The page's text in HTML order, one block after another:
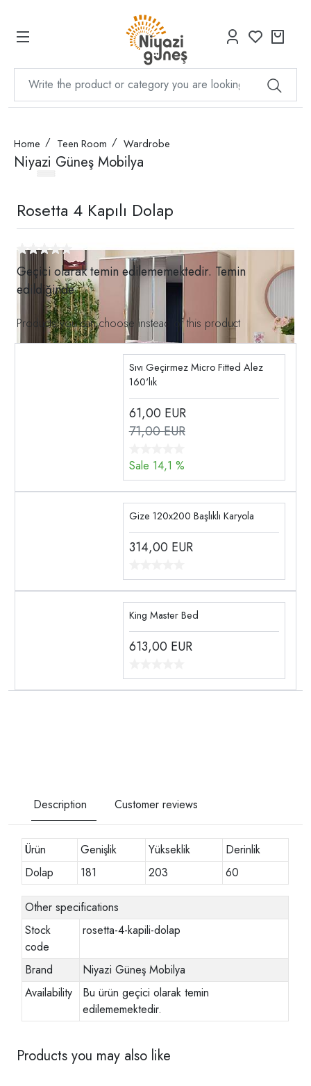
Home Teen Room Wardrobe
Niyazi Güneş Mobilya
Rosetta 4 Kapılı Dolap
Geçici olarak temin edilememektedir. Temin
edildiğinde
Products you can choose instead of this product
Sıvı Geçirmez Micro Fitted Alez
160'lık
61,00 EUR
71,00 EUR
Sale 14,1 %
Gize 120x200 Başlıklı Karyola
314,00 EUR
King Master Bed
613,00 EUR
Description Customer reviews
Ürün Genişlik Yükseklik
Derinlik
Dolap
181 203 60
Other specifications
Stock
code
rosetta-4-kapili-dolap
Brand
Niyazi Güneş Mobilya
Availability
Bu ürün geçici olarak temin
edilememektedir.
Products you may also like